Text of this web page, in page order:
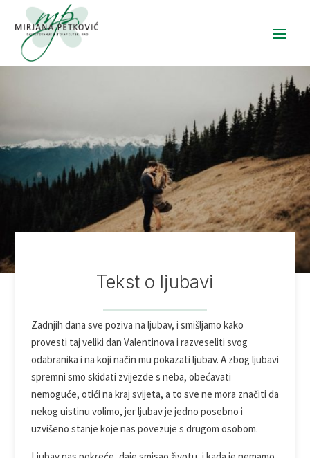
Tekst o ljubavi
Zadnjih dana sve poziva na ljubav, i smišljamo kako
provesti taj veliki dan Valentinova i razveseliti svog
odabranika i na koji način mu pokazati ljubav. A zbog ljubavi
spremni smo skidati zvijezde s neba, obećavati
nemoguće, otići na kraj svijeta, a to sve ne mora značiti da
nekog uistinu volimo, jer ljubav je jedno posebno i
uzvišeno stanje koje nas povezuje s drugom osobom.